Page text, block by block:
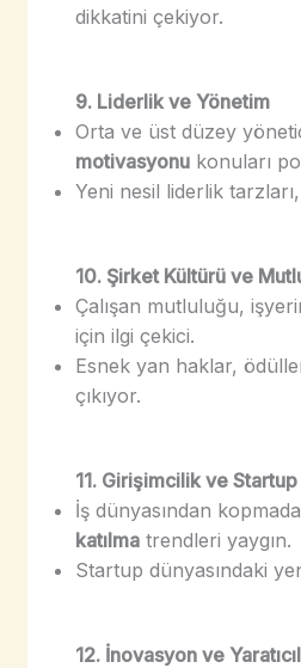
dikkatini çekiyor.
9. Liderlik ve Yönetim
Orta ve üst düzey
motivasyonu konuları
Yeni nesil liderlik
10. Şirket Kültürü ve
Çalışan mutluluğu,
için ilgi çekici.
Esnek yan haklar,
çıkıyor.
11. Girişimcilik ve
İş dünyasından
katılma trendleri yaygın.
Startup dünyasındaki
12. İnovasyon ve